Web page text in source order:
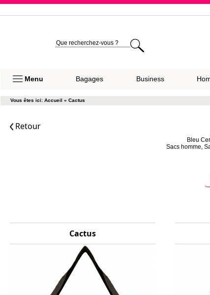
Menu Bagages Business
Vous êtes ici: Accueil » Cactus
Retour
Bleu
Sacs homme,
Cactus